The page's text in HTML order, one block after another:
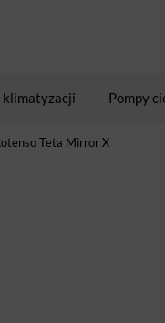
klimatyzacji Pompy
Teta Mirror X